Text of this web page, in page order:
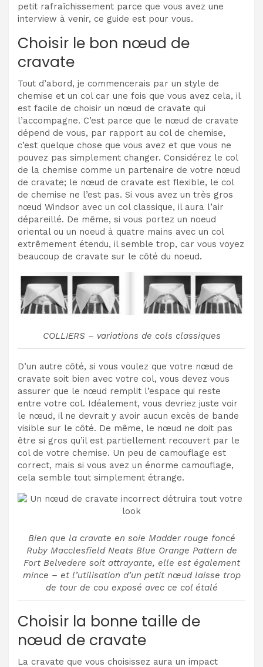
petit rafraîchissement parce que vous avez une
interview à venir, ce guide est pour vous.
Choisir le bon nœud de
cravate
Tout d’abord, je commencerais par un style de
chemise et un col car une fois que vous avez cela, il
est facile de choisir un nœud de cravate qui
l’accompagne. C’est parce que le nœud de cravate
dépend de vous, par rapport au col de chemise,
c’est quelque chose que vous avez et que vous ne
pouvez pas simplement changer. Considérez le col
de la chemise comme un partenaire de votre nœud
de cravate; le nœud de cravate est flexible, le col
de chemise ne l’est pas. Si vous avez un très gros
nœud Windsor avec un col classique, il aura l’air
dépareillé. De même, si vous portez un noeud
oriental ou un noeud à quatre mains avec un col
extrêmement étendu, il semble trop, car vous voyez
beaucoup de cravate sur le côté du noeud.
COLLIERS – variations de cols classiques
D’un autre côté, si vous voulez que votre nœud de
cravate soit bien avec votre col, vous devez vous
assurer que le nœud remplit l’espace qui reste
entre votre col. Idéalement, vous devriez juste voir
le nœud, il ne devrait y avoir aucun excès de bande
visible sur le côté. De même, le nœud ne doit pas
être si gros qu’il est partiellement recouvert par le
col de votre chemise. Un peu de camouflage est
correct, mais si vous avez un énorme camouflage,
cela semble tout simplement étrange.
Bien que la cravate en soie Madder rouge foncé
Ruby Macclesfield Neats Blue Orange Pattern de
Fort Belvedere soit attrayante, elle est également
mince – et l’utilisation d’un petit nœud laisse trop
de tour de cou exposé avec ce col étalé
Choisir la bonne taille de
nœud de cravate
La cravate que vous choisissez aura un impact